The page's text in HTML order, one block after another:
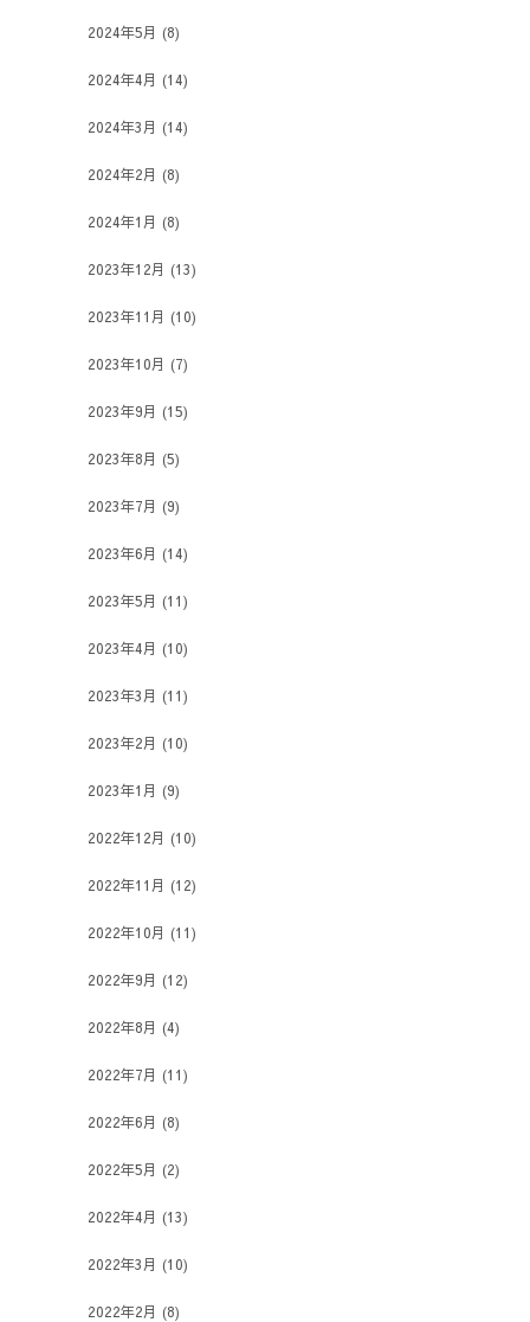
2024年5月 (8)
2024年4月 (14)
2024年3月 (14)
2024年2月 (8)
2024年1月 (8)
2023年12月 (13)
2023年11月 (10)
2023年10月 (7)
2023年9月 (15)
2023年8月 (5)
2023年7月 (9)
2023年6月 (14)
2023年5月 (11)
2023年4月 (10)
2023年3月 (11)
2023年2月 (10)
2023年1月 (9)
2022年12月 (10)
2022年11月 (12)
2022年10月 (11)
2022年9月 (12)
2022年8月 (4)
2022年7月 (11)
2022年6月 (8)
2022年5月 (2)
2022年4月 (13)
2022年3月 (10)
2022年2月 (8)